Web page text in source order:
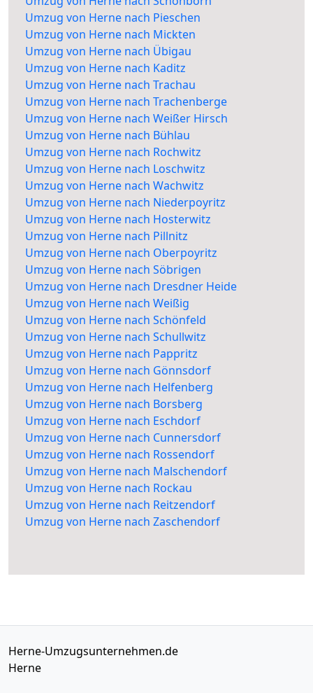
Umzug von Herne nach Pieschen
Umzug von Herne nach Mickten
Umzug von Herne nach Übigau
Umzug von Herne nach Kaditz
Umzug von Herne nach Trachau
Umzug von Herne nach Trachenberge
Umzug von Herne nach Weißer Hirsch
Umzug von Herne nach Bühlau
Umzug von Herne nach Rochwitz
Umzug von Herne nach Loschwitz
Umzug von Herne nach Wachwitz
Umzug von Herne nach Niederpoyritz
Umzug von Herne nach Hosterwitz
Umzug von Herne nach Pillnitz
Umzug von Herne nach Oberpoyritz
Umzug von Herne nach Söbrigen
Umzug von Herne nach Dresdner Heide
Umzug von Herne nach Weißig
Umzug von Herne nach Schönfeld
Umzug von Herne nach Schullwitz
Umzug von Herne nach Pappritz
Umzug von Herne nach Gönnsdorf
Umzug von Herne nach Helfenberg
Umzug von Herne nach Borsberg
Umzug von Herne nach Eschdorf
Umzug von Herne nach Cunnersdorf
Umzug von Herne nach Rossendorf
Umzug von Herne nach Malschendorf
Umzug von Herne nach Rockau
Umzug von Herne nach Reitzendorf
Umzug von Herne nach Zaschendorf
Herne-Umzugsunternehmen.de
Herne